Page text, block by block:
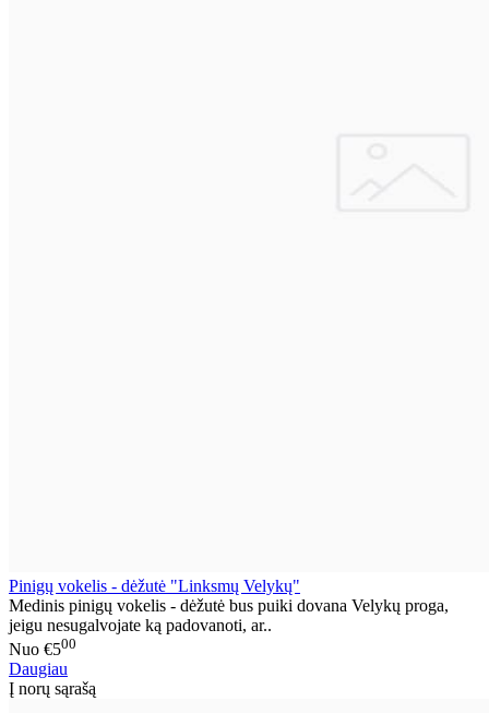
Pinigų vokelis - dėžutė "Linksmų Velykų"
Medinis pinigų vokelis - dėžutė bus puiki dovana Velykų proga,
jeigu nesugalvojate ką padovanoti, ar..
Nuo €500
Daugiau
Į norų sąrašą